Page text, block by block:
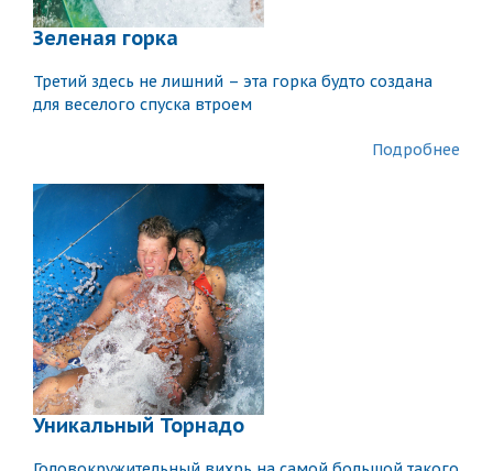
Зеленая горка
Третий здесь не лишний – эта горка будто создана
для веселого спуска втроем
Подробнее
Уникальный Торнадо